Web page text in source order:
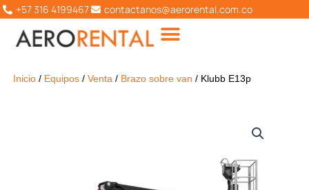
Ir
contenido
+57 316 4199467 contactanos@aerorental.com.co
Inicio/ Equipos/ Venta / Brazo sobre van / Klubb E13p